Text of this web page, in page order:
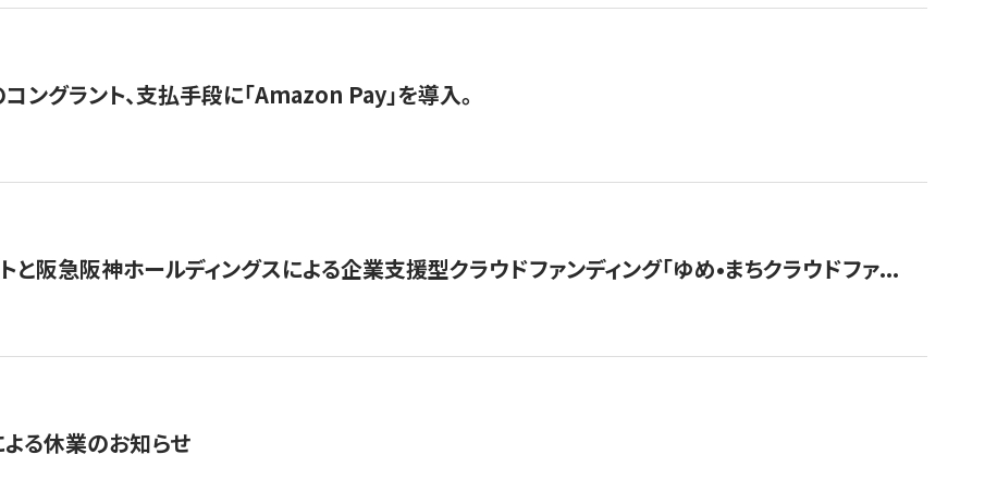
ングラント、支払手段に「Amazon Pay」を導入。
と阪急阪神ホールディングスによる企業支援型クラウドファンディング「ゆめ•まちクラウドファ...
る休業のお知らせ